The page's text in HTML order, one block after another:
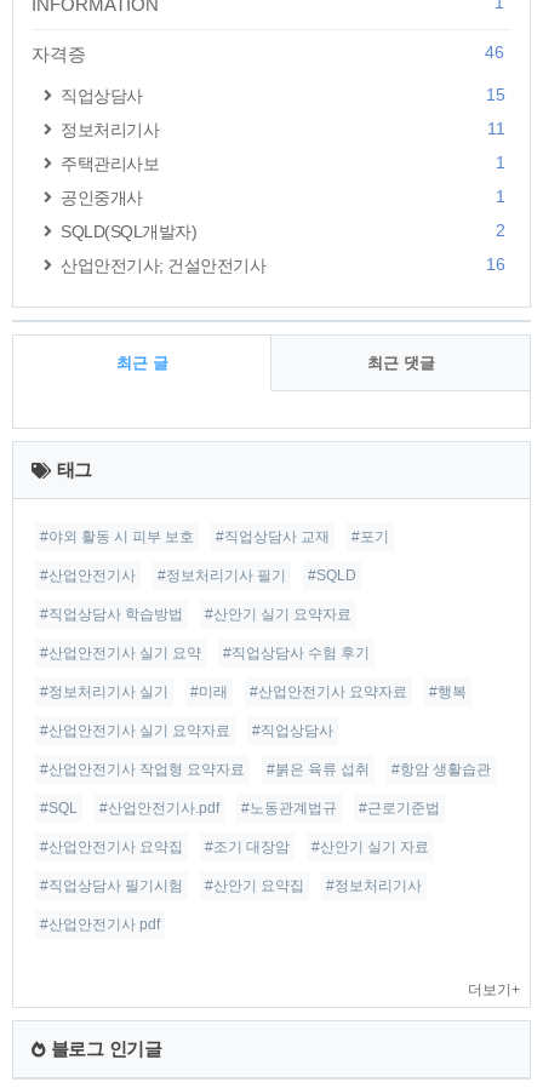
INFORMATION
자격증 46
직업상담사
15
정보처리기사
11
주택관리사보
1
공인중개사
1
SQLD(SQL개발자)
2
산업안전기사; 건설안전기사
16
최근 글 최근 댓글
최
근
글
태그
#야외 활동 시 피부 보호 #직업상담사 교재 #포기
#산업안전기사 #정보처리기사 필기 #SQLD
#직업상담사 학습방법 #산안기 실기 요약자료
#산업안전기사 실기 요약 #직업상담사 수험 후기
#정보처리기사 실기 #미래 #산업안전기사 요약자료 #행복
#산업안전기사 실기 요약자료 #직업상담사
#산업안전기사 작업형 요약자료 #붉은 육류 섭취 #항암 생활습관
#SQL #산업안전기사.pdf #노동관계법규 #근로기준법
#산업안전기사 요약집 #조기 대장암 #산안기 실기 자료
#직업상담사 필기시험 #산안기 요약집 #정보처리기사
#산업안전기사 pdf
더보기+
블로그 인기글